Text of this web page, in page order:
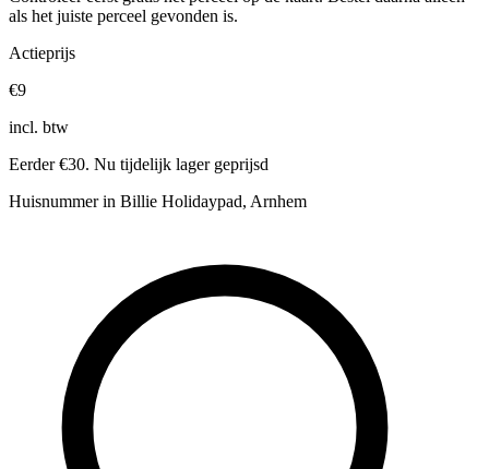
als het juiste perceel gevonden is.
Actieprijs
€9
incl. btw
Eerder €30. Nu tijdelijk lager geprijsd
Huisnummer in Billie Holidaypad, Arnhem